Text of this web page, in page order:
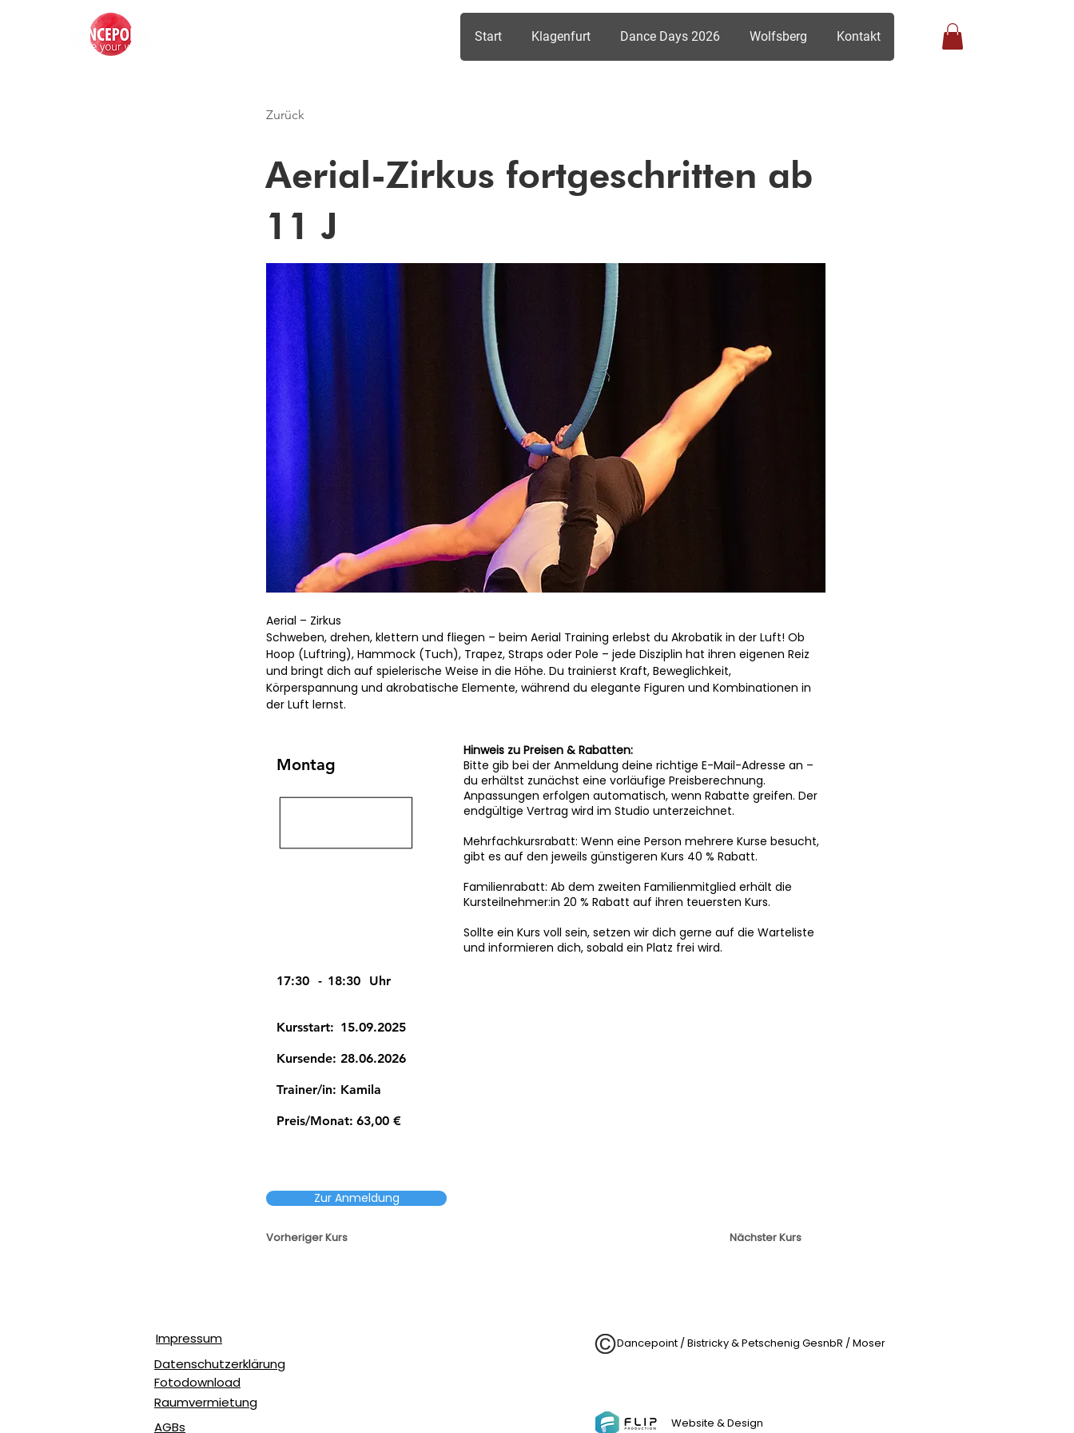
Start Klagenfurt Dance Days 2026 Wolfsberg Kontakt
Zurück
Aerial-Zirkus fortgeschritten ab
11 J
Aerial – Zirkus
Schweben, drehen, klettern und fliegen – beim Aerial Training erlebst du Akrobatik in der Luft! Ob
Hoop (Luftring), Hammock (Tuch), Trapez, Straps oder Pole – jede Disziplin hat ihren eigenen Reiz
und bringt dich auf spielerische Weise in die Höhe. Du trainierst Kraft, Beweglichkeit,
Körperspannung und akrobatische Elemente, während du elegante Figuren und Kombinationen in
der Luft lernst.
Montag
Hinweis zu Preisen & Rabatten:
Bitte gib bei der Anmeldung deine richtige E-Mail-Adresse an –
du erhältst zunächst eine vorläufige Preisberechnung.
Anpassungen erfolgen automatisch, wenn Rabatte greifen. Der
endgültige Vertrag wird im Studio unterzeichnet.
Mehrfachkursrabatt: Wenn eine Person mehrere Kurse besucht,
gibt es auf den jeweils günstigeren Kurs 40 % Rabatt.
Familienrabatt: Ab dem zweiten Familienmitglied erhält die
Kursteilnehmer:in 20 % Rabatt auf ihren teuersten Kurs.
Sollte ein Kurs voll sein, setzen wir dich gerne auf die Warteliste
und informieren dich, sobald ein Platz frei wird.
17:30 - 18:30 Uhr
Kursstart: 15.09.2025
Kursende: 28.06.2026
Trainer/in: Kamila
Preis/Monat: 63,00 €
Zur Anmeldung
Vorheriger Kurs Nächster Kurs
Impressum Dancepoint / Bistricky & Petschenig GesnbR / Moser
Datenschutzerklärung
Fotodownload
Raumvermietung
AGBs
Website & Design